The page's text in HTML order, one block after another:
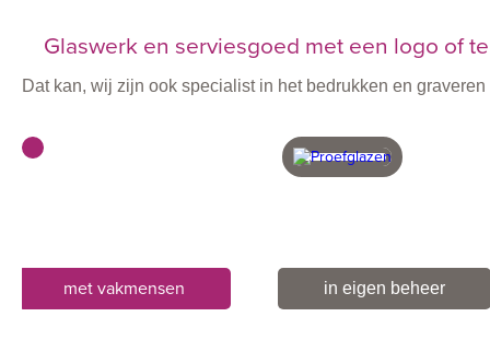
Glaswerk en serviesgoed met een logo of
Dat kan, wij zijn ook specialist in het bedrukken en
met vakmensen in eigen beheer